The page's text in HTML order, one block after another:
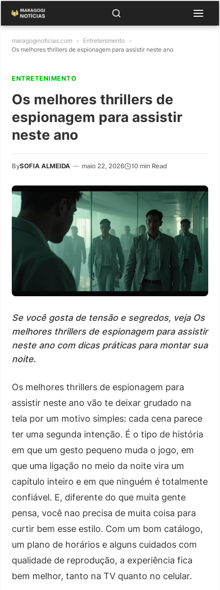
maragoginoticias.com » Entretenimento »
Os melhores thrillers de espionagem para assistir neste ano
ENTRETENIMENTO
Os melhores thrillers de
espionagem para assistir
neste ano
BySOFIA ALMEIDA — maio 22, 2026 10 min Read
Se você gosta de tensão e segredos, veja Os
melhores thrillers de espionagem para assistir
neste ano com dicas práticas para montar sua
noite.
Os melhores thrillers de espionagem para
assistir neste ano vão te deixar grudado na
tela por um motivo simples: cada cena parece
ter uma segunda intenção. É o tipo de história
em que um gesto pequeno muda o jogo, em
que uma ligação no meio da noite vira um
capítulo inteiro e em que ninguém é totalmente
confiável. E, diferente do que muita gente
pensa, você nao precisa de muita coisa para
curtir bem esse estilo. Com um bom catálogo,
um plano de horários e alguns cuidados com
qualidade de reprodução, a experiência fica
bem melhor, tanto na TV quanto no celular.